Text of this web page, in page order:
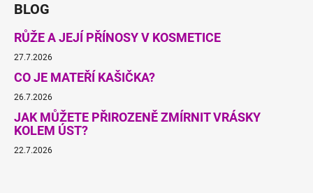
BLOG
RŮŽE A JEJÍ PŘÍNOSY V KOSMETICE
27.7.2026
CO JE MATEŘÍ KAŠIČKA?
26.7.2026
JAK MŮŽETE PŘIROZENĚ ZMÍRNIT VRÁSKY
KOLEM ÚST?
22.7.2026